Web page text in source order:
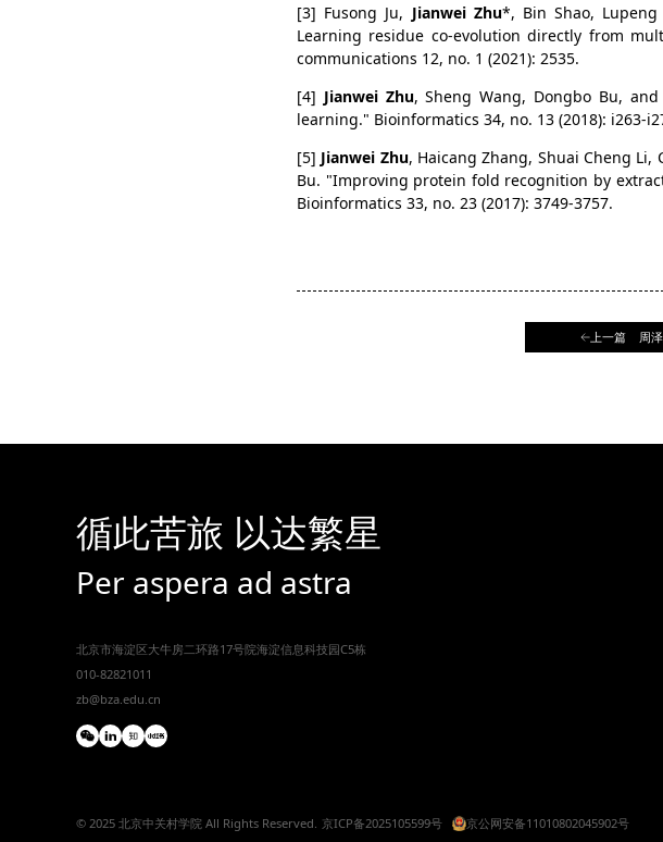
[3] Fusong Ju, Jianwei Zhu*, Bin Shao, Lupeng
Learning residue co-evolution directly from
communications 12, no. 1 (2021): 2535.
[4] Jianwei Zhu, Sheng Wang, Dongbo Bu,
learning." Bioinformatics 34, no. 13 (2018): i263-
[5] Jianwei Zhu, Haicang Zhang, Shuai Cheng Li,
Bu. "Improving protein fold recognition by
Bioinformatics 33, no. 23 (2017): 3749-3757.
上一篇 周
循此苦旅 以达繁星
Per aspera ad astra
北京市海淀区大牛房二环路17号院海淀信息科技园C5栋
010-82821011
zb@bza.edu.cn
© 2025 北京中关村学院 All Rights Reserved. 京ICP备2025105599号 京公网安备11010802045902号